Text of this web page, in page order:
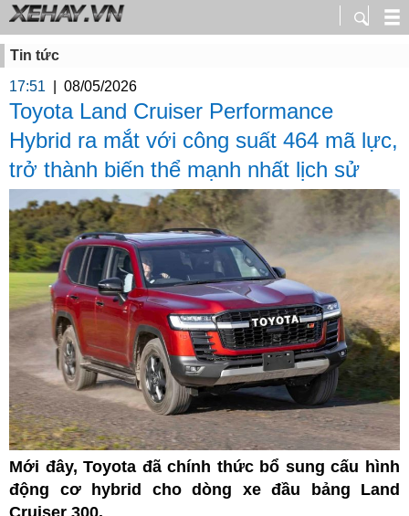
Tin tức
17:51
08/05/2026
Toyota Land Cruiser Performance
Hybrid ra mắt với công suất 464 mã lực,
trở thành biến thể mạnh nhất lịch sử
Mới đây, Toyota đã chính thức bổ sung cấu hình
động cơ hybrid cho dòng xe đầu bảng Land
Cruiser 300.